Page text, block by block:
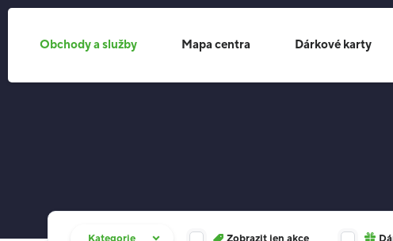
Obchody a služby Mapa centra Dárkové karty
Filtr obchodů